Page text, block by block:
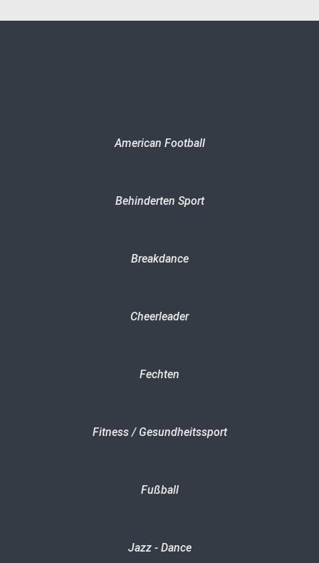
American Football
Behinderten Sport
Breakdance
Cheerleader
Fechten
Fitness / Gesundheitssport
Fußball
Jazz - Dance